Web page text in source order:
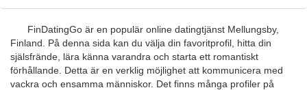
FinDatingGo är en populär online datingtjänst Mellungsby,
Finland. På denna sida kan du välja din favoritprofil, hitta din
själsfrände, lära känna varandra och starta ett romantiskt
förhållande. Detta är en verklig möjlighet att kommunicera med
vackra och ensamma människor. Det finns många profiler på